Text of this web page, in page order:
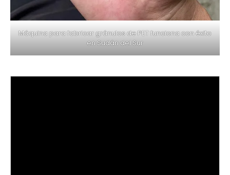
Máquina para fabricar gránulos de PET funciona con éxito
en Sudán del Sur